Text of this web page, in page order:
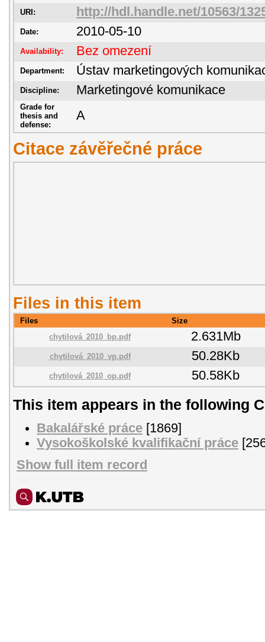
URI: http://hdl.handle.net/10563/
Date: 2010-05-10
Availability: Bez omezení
Department: Ústav marketingových
Discipline: Marketingové komunikace
Grade for
thesis and
defense:
A
Citace závěřečné práce
Files in this item
Files
Size
chytilová_2010_bp.pdf
2.631Mb
chytilová_2010_vp.pdf 50.28Kb
chytilová_2010_op.pdf 50.58Kb
This item appears in the following
Bakalářské práce [1869]
Vysokoškolské kvalifikační práce
Show full item record